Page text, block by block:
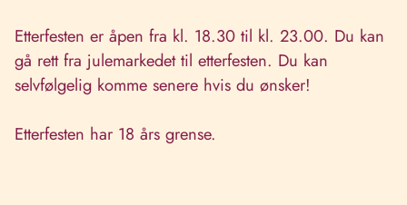
Etterfesten er åpen fra kl. 18.30 til kl. 23.00. Du kan
gå rett fra julemarkedet til etterfesten. Du kan
selvfølgelig komme senere hvis du ønsker!
Etterfesten har 18 års grense.